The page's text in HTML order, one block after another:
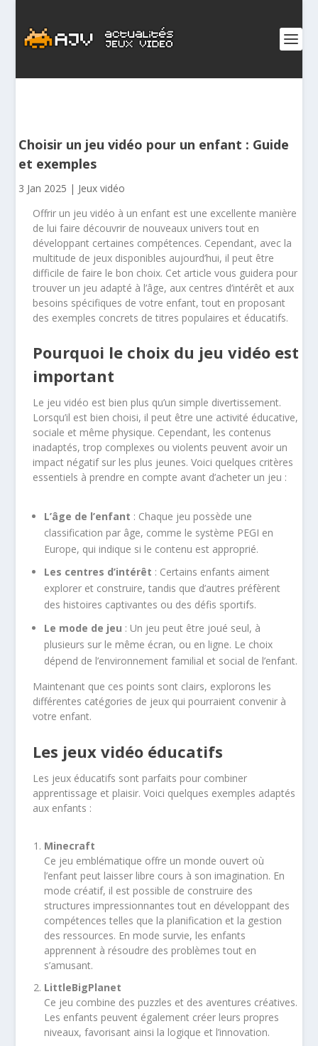
Choisir un jeu vidéo pour un enfant : Guide
et exemples
3 Jan 2025 | Jeux vidéo
Offrir un jeu vidéo à un enfant est une excellente manière
de lui faire découvrir de nouveaux univers tout en
développant certaines compétences. Cependant, avec la
multitude de jeux disponibles aujourd’hui, il peut être
difficile de faire le bon choix. Cet article vous guidera pour
trouver un jeu adapté à l’âge, aux centres d’intérêt et aux
besoins spécifiques de votre enfant, tout en proposant
des exemples concrets de titres populaires et éducatifs.
Pourquoi le choix du jeu vidéo est
important
Le jeu vidéo est bien plus qu’un simple divertissement.
Lorsqu’il est bien choisi, il peut être une activité éducative,
sociale et même physique. Cependant, les contenus
inadaptés, trop complexes ou violents peuvent avoir un
impact négatif sur les plus jeunes. Voici quelques critères
essentiels à prendre en compte avant d’acheter un jeu :
L’âge de l’enfant : Chaque jeu possède une
classification par âge, comme le système PEGI en
Europe, qui indique si le contenu est approprié.
Les centres d’intérêt : Certains enfants aiment
explorer et construire, tandis que d’autres préfèrent
des histoires captivantes ou des défis sportifs.
Le mode de jeu : Un jeu peut être joué seul, à
plusieurs sur le même écran, ou en ligne. Le choix
dépend de l’environnement familial et social de l’enfant.
Maintenant que ces points sont clairs, explorons les
différentes catégories de jeux qui pourraient convenir à
votre enfant.
Les jeux vidéo éducatifs
Les jeux éducatifs sont parfaits pour combiner
apprentissage et plaisir. Voici quelques exemples adaptés
aux enfants :
Minecraft
Ce jeu emblématique offre un monde ouvert où
l’enfant peut laisser libre cours à son imagination. En
mode créatif, il est possible de construire des
structures impressionnantes tout en développant des
compétences telles que la planification et la gestion
des ressources. En mode survie, les enfants
apprennent à résoudre des problèmes tout en
s’amusant.
LittleBigPlanet
Ce jeu combine des puzzles et des aventures créatives.
Les enfants peuvent également créer leurs propres
niveaux, favorisant ainsi la logique et l’innovation.